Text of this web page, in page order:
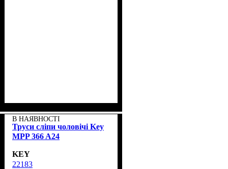
В НАЯВНОСТІ
Труси сліпи чоловічі Key
MPP 366 A24
KEY
22183